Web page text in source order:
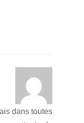
dans toutes